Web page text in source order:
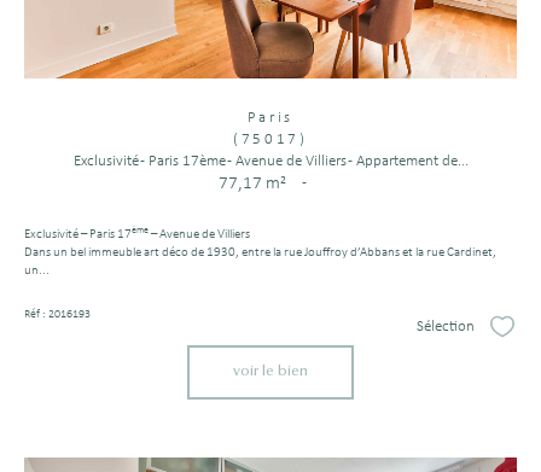
Paris
(75017)
Exclusivité - Paris 17ème - Avenue de Villiers - Appartement de...
77,17 m² -
Exclusivité – Paris 17ème – Avenue de Villiers
Dans un bel immeuble art déco de 1930, entre la rue Jouffroy d’Abbans et la rue Cardinet,
un...
Réf : 2016193
Sélection
voir le bien